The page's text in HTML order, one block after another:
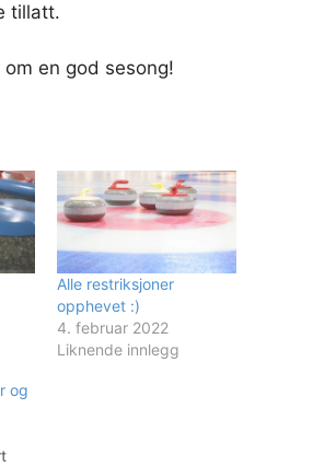
tillatt.
en god sesong!
Alle restriksjoner
opphevet :)
4. februar 2022
Liknende innlegg
og